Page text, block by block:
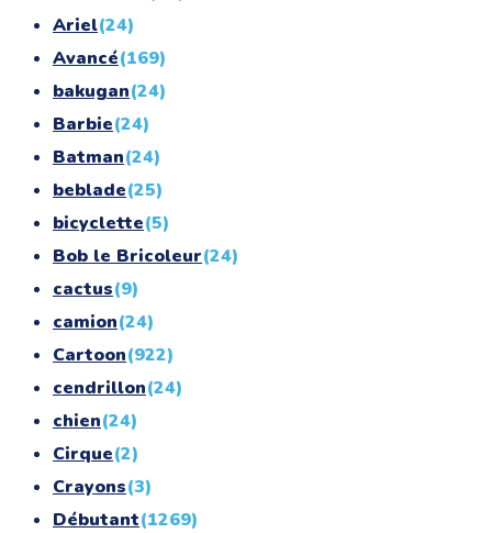
Ariel(24)
Avancé(169)
bakugan(24)
Barbie(24)
Batman(24)
beblade(25)
bicyclette(5)
Bob le Bricoleur(24)
cactus(9)
camion(24)
Cartoon(922)
cendrillon(24)
chien(24)
Cirque(2)
Crayons(3)
Débutant(1269)